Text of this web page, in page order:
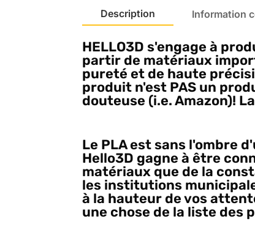
Description Information
HELLO3D s'engage à
partir de matériaux
pureté et de haute
produit n'est PAS un
douteuse (i.e. Amazon)!
Le PLA est sans l'ombre
Hello3D gagne à être
matériaux que de la
les institutions
à la hauteur de vos
une chose de la liste des